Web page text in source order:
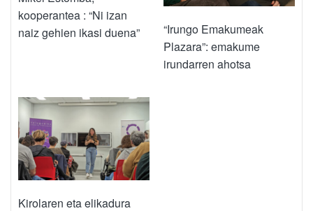
kooperantea : “Ni izan
naiz gehien ikasi duena”
“Irungo Emakumeak
Plazara”: emakume
irundarren ahotsa
Kirolaren eta elikadura